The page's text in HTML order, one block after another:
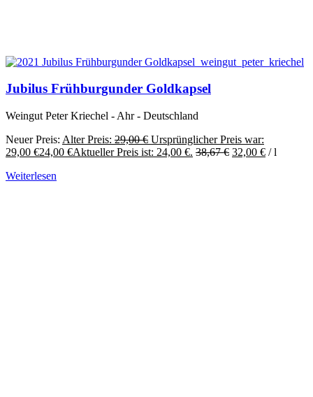
Jubilus Frühburgunder Goldkapsel
Weingut Peter Kriechel - Ahr - Deutschland
Neuer Preis: Alter Preis: 29,00€ Ursprünglicher Preis war:
29,00 €24,00 €Aktueller Preis ist: 24,00 €. 38,67€ 32,00 € /l
Weiterlesen